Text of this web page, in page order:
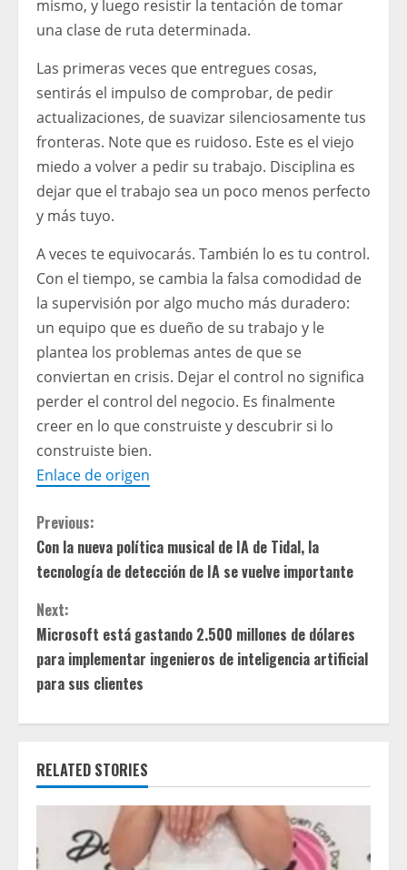
mismo, y luego resistir la tentación de tomar
una clase de ruta determinada.
Las primeras veces que entregues cosas,
sentirás el impulso de comprobar, de pedir
actualizaciones, de suavizar silenciosamente tus
fronteras. Note que es ruidoso. Este es el viejo
miedo a volver a pedir su trabajo. Disciplina es
dejar que el trabajo sea un poco menos perfecto
y más tuyo.
A veces te equivocarás. También lo es tu control.
Con el tiempo, se cambia la falsa comodidad de
la supervisión por algo mucho más duradero:
un equipo que es dueño de su trabajo y le
plantea los problemas antes de que se
conviertan en crisis. Dejar el control no significa
perder el control del negocio. Es finalmente
creer en lo que construiste y descubrir si lo
construiste bien.
Enlace de origen
C
o
n
t
i
n
u
e
Previous:
Con la nueva política musical de IA de Tidal, la
tecnología de detección de IA se vuelve importante
Next:
Microsoft está gastando 2.500 millones de dólares
para implementar ingenieros de inteligencia artificial
para sus clientes
RELATED STORIES